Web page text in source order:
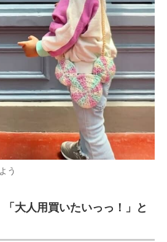
う
「大人用買いたいっっ！」と